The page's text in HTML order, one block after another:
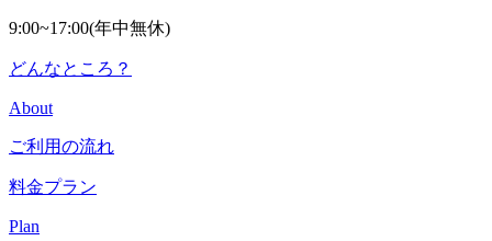
9:00~17:00(年中無休)
どんなところ？
About
ご利用の流れ
料金プラン
Plan